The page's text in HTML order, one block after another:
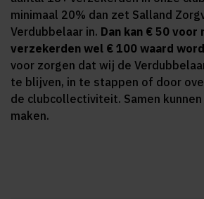
minimaal 20% dan zet Salland
Verdubbelaar in. Dan kan € 50 voor
verzekerden wel € 100 waard
voor zorgen dat wij de
te blijven, in te stappen of door
de clubcollectiviteit. Samen
maken.